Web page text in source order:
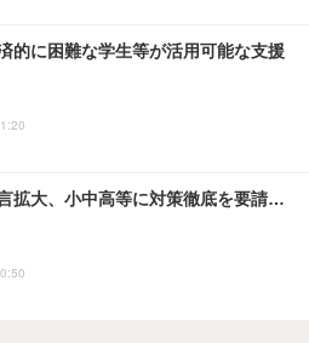
的に困難な学生等が活用可能な支援
拡大、小中高等に対策徹底を要請…